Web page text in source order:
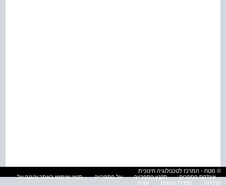
© מטח - המרכז לטכנולוגיה חינוכית
אינדקס הספרים
תקנון הספרייה על הספרייה
תנאי שימוש באתר והגנה על
פרטיות
הסדרי נגישות עזרה